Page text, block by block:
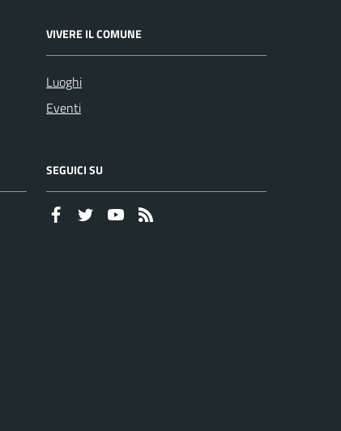
VIVERE IL COMUNE
Luoghi
Eventi
SEGUICI SU